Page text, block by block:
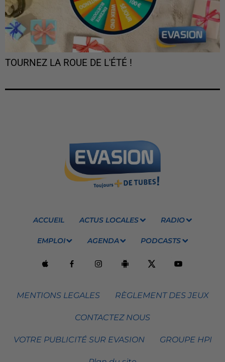
TOURNEZ LA ROUE DE L'ÉTÉ !
ACCUEIL ACTUS LOCALES RADIO
EMPLOI AGENDA PODCASTS
MENTIONS LEGALES RÈGLEMENT DES JEUX
CONTACTEZ NOUS
VOTRE PUBLICITÉ SUR EVASION GROUPE HPI